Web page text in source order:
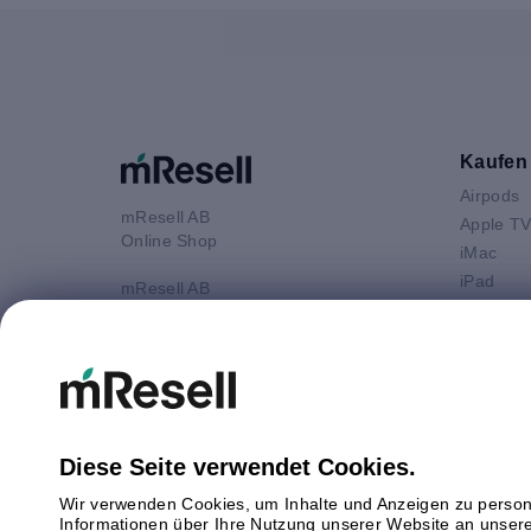
mResell AB
Online Shop
mResell AB
E-Mail
Kaufen
Airpods
Apple TV
iMac
iPad
Watch
Diese Seite verwendet Cookies.
Wir verwenden Cookies, um Inhalte und Anzeigen zu
Informationen über Ihre Nutzung unserer Website an